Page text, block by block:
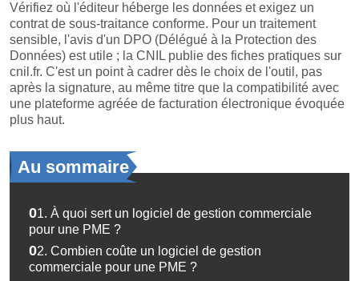
Vérifiez où l'éditeur héberge les données et exigez un
contrat de sous-traitance conforme. Pour un traitement
sensible, l'avis d'un DPO (Délégué à la Protection des
Données) est utile ; la CNIL publie des fiches pratiques sur
cnil.fr. C'est un point à cadrer dès le choix de l'outil, pas
après la signature, au même titre que la compatibilité avec
une plateforme agréée de facturation électronique évoquée
plus haut.
Au sommaire
01. À quoi sert un logiciel de gestion commerciale
pour une PME ?
02. Combien coûte un logiciel de gestion
commerciale pour une PME ?